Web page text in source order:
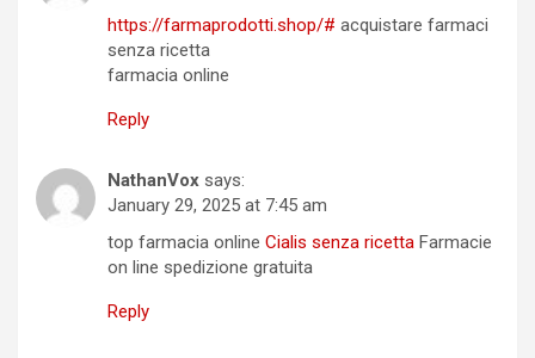
https://farmaprodotti.shop/# acquistare farmaci
senza ricetta
farmacia online
Reply
NathanVox says:
January 29, 2025 at 7:45 am
top farmacia online Cialis senza ricetta Farmacie
on line spedizione gratuita
Reply